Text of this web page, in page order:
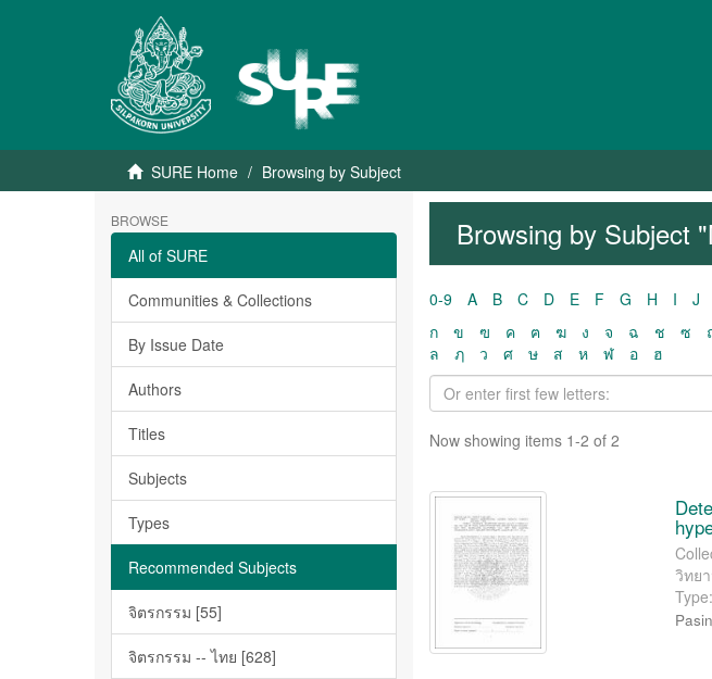
SURE Home Browsing by Subject
BROWSE
All of SURE
Communities & Collections
By Issue Date
Authors
Titles
Subjects
Types
Recommended Subjects
จิตรกรรม [55]
จิตรกรรม -- ไทย [628]
Browsing by Subject
0-9 A B C D E F G H I J
ก
ข ฃ ค ฅ ฆ ง จ ฉ ช ซ
ล
ฦ ว ศ ษ ส ห ฬ อ
ฮ
Now showing items 1-2 of 2
วิทย